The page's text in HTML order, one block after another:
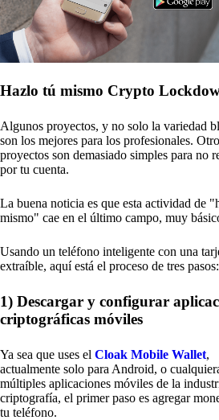
Hazlo tú mismo Crypto
Algunos proyectos, y no solo la variedad
son los mejores para los profesionales.
proyectos son demasiado simples para no
por tu cuenta.
La buena noticia es que esta actividad de
mismo" cae en el último campo, muy
Usando un teléfono inteligente con una
extraíble, aquí está el proceso de tres pasos:
1) Descargar y configurar
criptográficas móviles
Ya sea que uses el Cloak Mobile Wallet,
actualmente solo para Android, o
múltiples aplicaciones móviles de la
criptografía, el primer paso es agregar
tu teléfono.